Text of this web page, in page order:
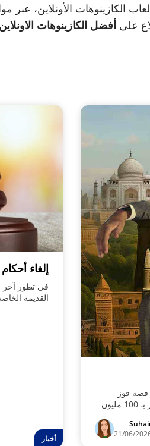
الأونلاين، عبر
على أفضل الكازينوهات
قصة فوز
مبهرة، عندما اختار مجموعة أرقام بشكل عشوائي، ومغمض العينين، ليفوز بـ 100 مليون
21/06/
إلغاء
في تطور آخر
القديمة
أخبار